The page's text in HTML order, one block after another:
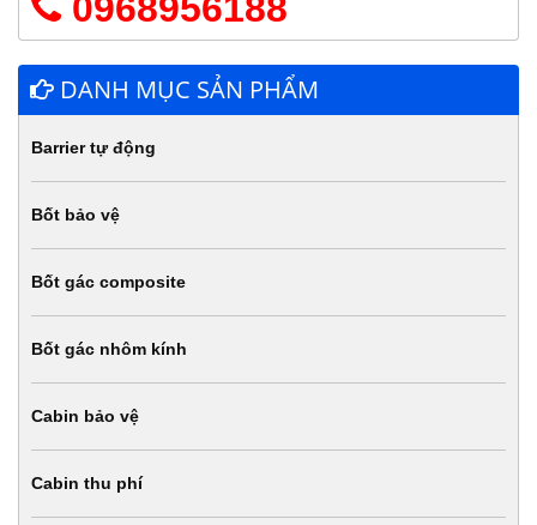
DANH MỤC SẢN PHẨM
Barrier tự động
Bốt bảo vệ
Bốt gác composite
Bốt gác nhôm kính
Cabin bảo vệ
Cabin thu phí